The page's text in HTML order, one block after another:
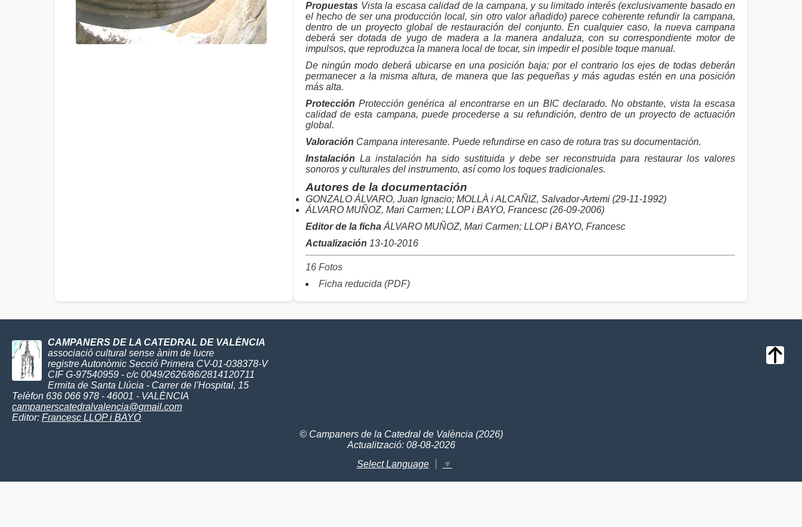
Propuestas Vista la escasa calidad de la campana, y su limitado interés (exclusivamente basado en
el hecho de ser una producción local, sin otro valor añadido) parece coherente refundir la campana,
dentro de un proyecto global de restauración del conjunto. En cualquier caso, la nueva campana
deberá ser dotada de yugo de madera a la manera andaluza, con su correspondiente motor de
impulsos, que reproduzca la manera local de tocar, sin impedir el posible toque manual.
De ningún modo deberá ubicarse en una posición baja; por el contrario los ejes de todas deberán
permanecer a la misma altura, de manera que las pequeñas y más agudas estén en una posición
más alta.
Protección Protección genérica al encontrarse en un BIC declarado. No obstante, vista la escasa
calidad de esta campana, puede procederse a su refundición, dentro de un proyecto de actuación
global.
Valoración Campana interesante. Puede refundirse en caso de rotura tras su documentación.
Instalación La instalación ha sido sustituida y debe ser reconstruida para restaurar los valores
sonoros y culturales del instrumento, así como los toques tradicionales.
Autores de la documentación
GONZALO ÁLVARO, Juan Ignacio; MOLLÀ i ALCAÑIZ, Salvador-Artemi (29-11-1992)
ÁLVARO MUÑOZ, Mari Carmen; LLOP i BAYO, Francesc (26-09-2006)
Editor de la ficha ÁLVARO MUÑOZ, Mari Carmen; LLOP i BAYO, Francesc
Actualización 13-10-2016
16 Fotos
Ficha reducida (PDF)
CAMPANERS DE LA CATEDRAL DE VALÈNCIA
associació cultural sense ànim de lucre
registre Autonòmic Secció Primera CV-01-038378-V
CIF G-97540959 - c/c 0049/2626/86/2814120711
Ermita de Santa Llúcia - Carrer de l'Hospital, 15
Telèfon 636 066 978 - 46001 - VALÈNCIA
campanerscatedralvalencia@gmail.com
Editor: Francesc LLOP i BAYO
© Campaners de la Catedral de València (2026)
Actualització: 08-08-2026
Select Language
▼